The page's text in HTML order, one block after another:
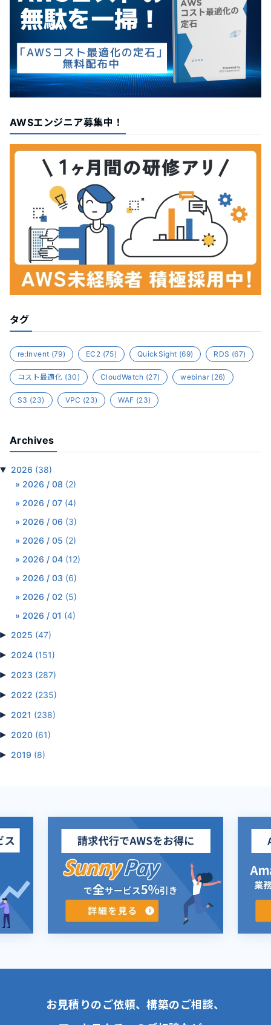
AWSエンジニア募集中！
タグ
re:Invent (79) EC2 (75) QuickSight (69) RDS (67)
コスト最適化 (30) CloudWatch (27) webinar(26)
S3 (23) VPC (23) WAF (23)
Archives
2026 (38)
2026 / 08 (2)
2026 / 07 (4)
2026 / 06 (3)
2026 / 05 (2)
2026 / 04 (12)
2026 / 03 (6)
2026 / 02 (5)
2026 / 01 (4)
2025 (47)
2024 (151)
2023 (287)
2022 (235)
2021 (238)
2020 (61)
2019 (8)
お見積りのご依頼、構築のご相談、